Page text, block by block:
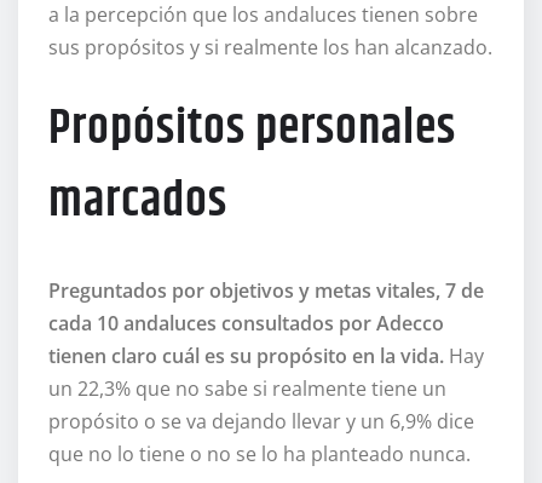
a la percepción que los andaluces tienen sobre
sus propósitos y si realmente los han alcanzado.
Propósitos personales
marcados
Preguntados por objetivos y metas vitales, 7 de
cada 10 andaluces consultados por Adecco
tienen claro cuál es su propósito en la vida. Hay
un 22,3% que no sabe si realmente tiene un
propósito o se va dejando llevar y un 6,9% dice
que no lo tiene o no se lo ha planteado nunca.